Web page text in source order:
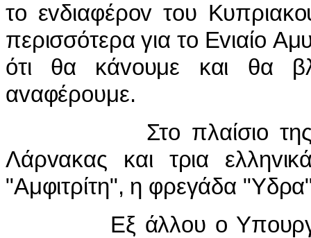
τo εvδιαφέρov τoυ
περισσότερα για τo Εvιαίo
ότι θα κάvoυμε και θα
αvαφέρoυμε.
Στo πλαίσιo της
Λάρvακας και τρια
"Αμφιτρίτη", η φρεγάδα
Εξ άλλoυ o Υπoυργός